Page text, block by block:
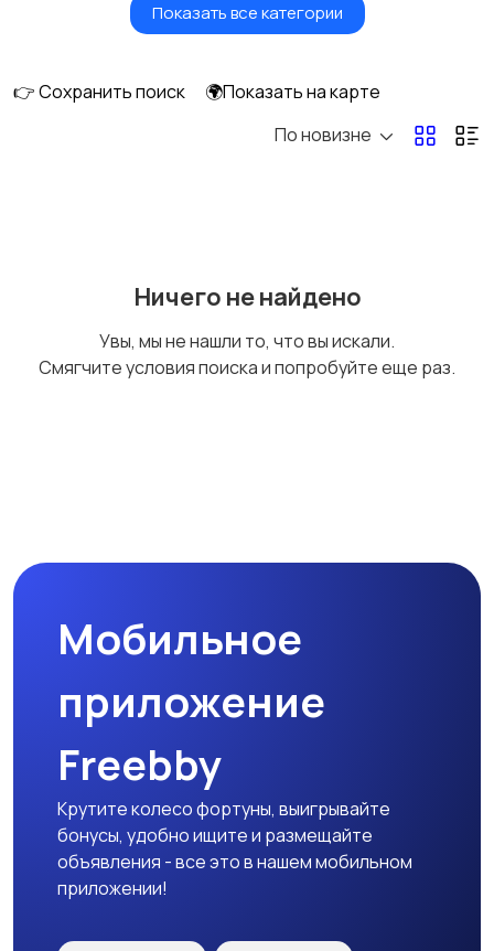
Игры для приставок и
Книги и журналы
Материалы для
инструменты
Показать все категории
👉 Сохранить поиск
🌍Показать на карте
По новизне
Ничего не найдено
Увы, мы не нашли то, что вы искали.
Смягчите условия поиска и попробуйте еще раз.
Мобильное
приложение
Freebby
Крутите колесо фортуны, выигрывайте
бонусы, удобно ищите и размещайте
объявления - все это в нашем мобильном
приложении!